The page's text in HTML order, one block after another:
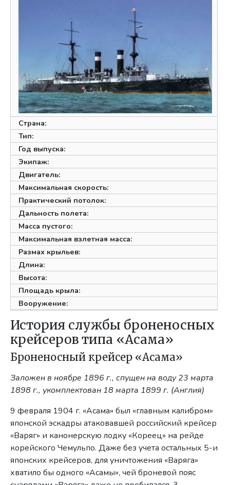
Страна:
Тип:
Год выпуска:
Экипаж:
Двигатель:
Максимальная скорость:
Практический потолок:
Дальность полета:
Масса пустого:
Максимальная взлетная масса:
Размах крыльев:
Длина:
Высота:
Площадь крыла:
Вооружение:
История службы броненосных
крейсеров типа «Асама»
Броненосный крейсер «Асама»
Заложен в ноябре 1896 г., спущен на воду 23 марта
1898 г., укомплектован 18 марта 1899 г. (Англия)
9 февраля 1904 г. «Асама» был «главным калибром»
японской эскадры атаковавшей российский крейсер
«Варяг» и канонерскую лодку «Кореец» на рейде
корейского Чемульпо. Даже без учета остальных 5-и
японских крейсеров, для уничтожения «Варяга»
хватило бы одного «Асамы», чей броневой пояс